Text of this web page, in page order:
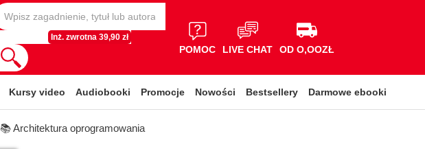
Inż. zwrotna 39,90 zł
POMOC LIVE CHAT OD O,OOZŁ
Kursy video Audiobooki Promocje Nowości Bestsellery Darmowe ebooki
📚 Architektura oprogramowania